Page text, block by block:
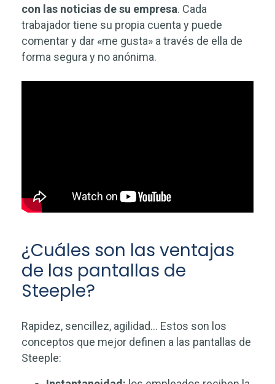
con las noticias de su empresa. Cada
trabajador tiene su propia cuenta y puede
comentar y dar «me gusta» a través de ella de
forma segura y no anónima.
¿Cuáles son las ventajas
de las pantallas de
Steeple?
Rapidez, sencillez, agilidad… Estos son los
conceptos que mejor definen a las pantallas de
Steeple: